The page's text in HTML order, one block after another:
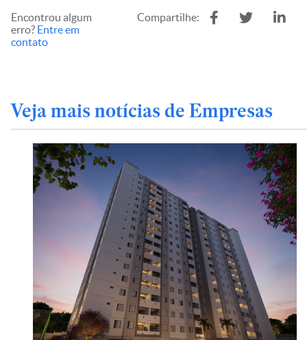
Encontrou algum
erro? Entre em
contato
Compartilhe:
Veja mais notícias de Empresas